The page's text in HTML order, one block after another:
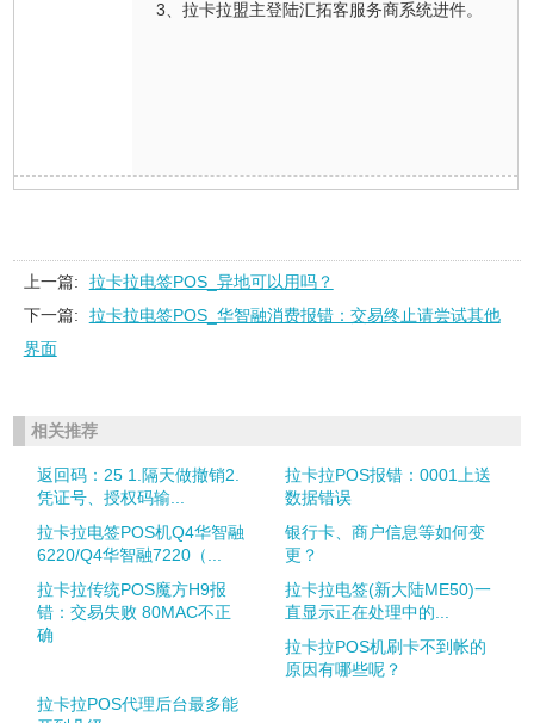
3、拉卡拉盟主登陆汇拓客服务商系统进件。
上一篇:
拉卡拉电签POS_异地可以用吗？
下一篇:
拉卡拉电签POS_华智融消费报错：交易终止请尝试其他
界面
相关推荐
返回码：25 1.隔天做撤销2.
凭证号、授权码输...
拉卡拉POS报错：0001上送
数据错误
拉卡拉电签POS机Q4华智融
6220/Q4华智融7220（...
银行卡、商户信息等如何变
更？
拉卡拉传统POS魔方H9报
错：交易失败 80MAC不正
确
拉卡拉电签(新大陆ME50)一
直显示正在处理中的...
拉卡拉POS机刷卡不到帐的
原因有哪些呢？
拉卡拉POS代理后台最多能